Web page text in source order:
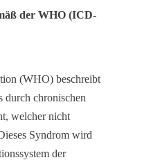
der WHO (ICD-
(WHO) beschreibt
durch chronischen
welcher nicht
Syndrom wird
der